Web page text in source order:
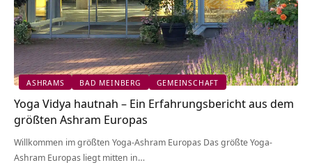
ASHRAMS BAD MEINBERG GEMEINSCHAFT
Yoga Vidya hautnah – Ein Erfahrungsbericht aus dem
größten Ashram Europas
Willkommen im größten Yoga-Ashram Europas Das größte Yoga-
Ashram Europas liegt mitten in…